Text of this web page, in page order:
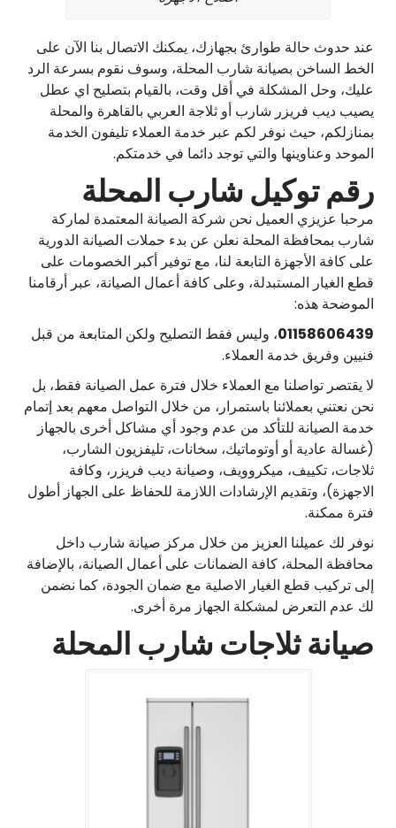
عند حدوث حالة طوارئ بجهازك، يمكنك الاتصال بنا الآن على
الخط الساخن بصيانة شارب المحلة، وسوف نقوم بسرعة الرد
عليك، وحل المشكلة في أقل وقت، بالقيام بتصليح اي عطل
يصيب ديب فريزر شارب أو ثلاجة العربي بالقاهرة والمحلة
بمنازلكم، حيث نوفر لكم عبر خدمة العملاء تليفون الخدمة
الموحد وعناوينها والتي توجد دائما في خدمتكم.
رقم توكيل شارب المحلة
مرحبا عزيزي العميل نحن شركة الصيانة المعتمدة لماركة
شارب بمحافظة المحلة نعلن عن بدء حملات الصيانة الدورية
على كافة الأجهزة التابعة لنا، مع توفير أكبر الخصومات على
قطع الغيار المستبدلة، وعلى كافة أعمال الصيانة، عبر أرقامنا
الموضحة هذه:
01158606439، وليس فقط التصليح ولكن المتابعة من قبل
فنيين وفريق خدمة العملاء.
لا يقتصر تواصلنا مع العملاء خلال فترة عمل الصيانة فقط، بل
نحن نعتني بعملائنا باستمرار، من خلال التواصل معهم بعد إتمام
خدمة الصيانة للتأكد من عدم وجود أي مشاكل أخرى بالجهاز
(غسالة عادية أو أوتوماتيك، سخانات، تليفزيون الشارب،
ثلاجات، تكييف، ميكروويف، وصيانة ديب فريزر، وكافة
الاجهزة)، وتقديم الإرشادات اللازمة للحفاظ على الجهاز أطول
فترة ممكنة.
نوفر لك عميلنا العزيز من خلال مركز صيانة شارب داخل
محافظة المحلة، كافة الضمانات على أعمال الصيانة، بالإضافة
إلى تركيب قطع الغيار الاصلية مع ضمان الجودة، كما نضمن
لك عدم التعرض لمشكلة الجهاز مرة أخرى.
صيانة ثلاجات شارب المحلة